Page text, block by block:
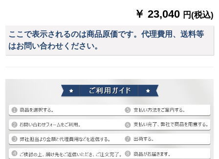
￥ 23,040 円(税込)
ここで表示されるのは商品原価です。代理費用、送料等
はお問い合わせください。